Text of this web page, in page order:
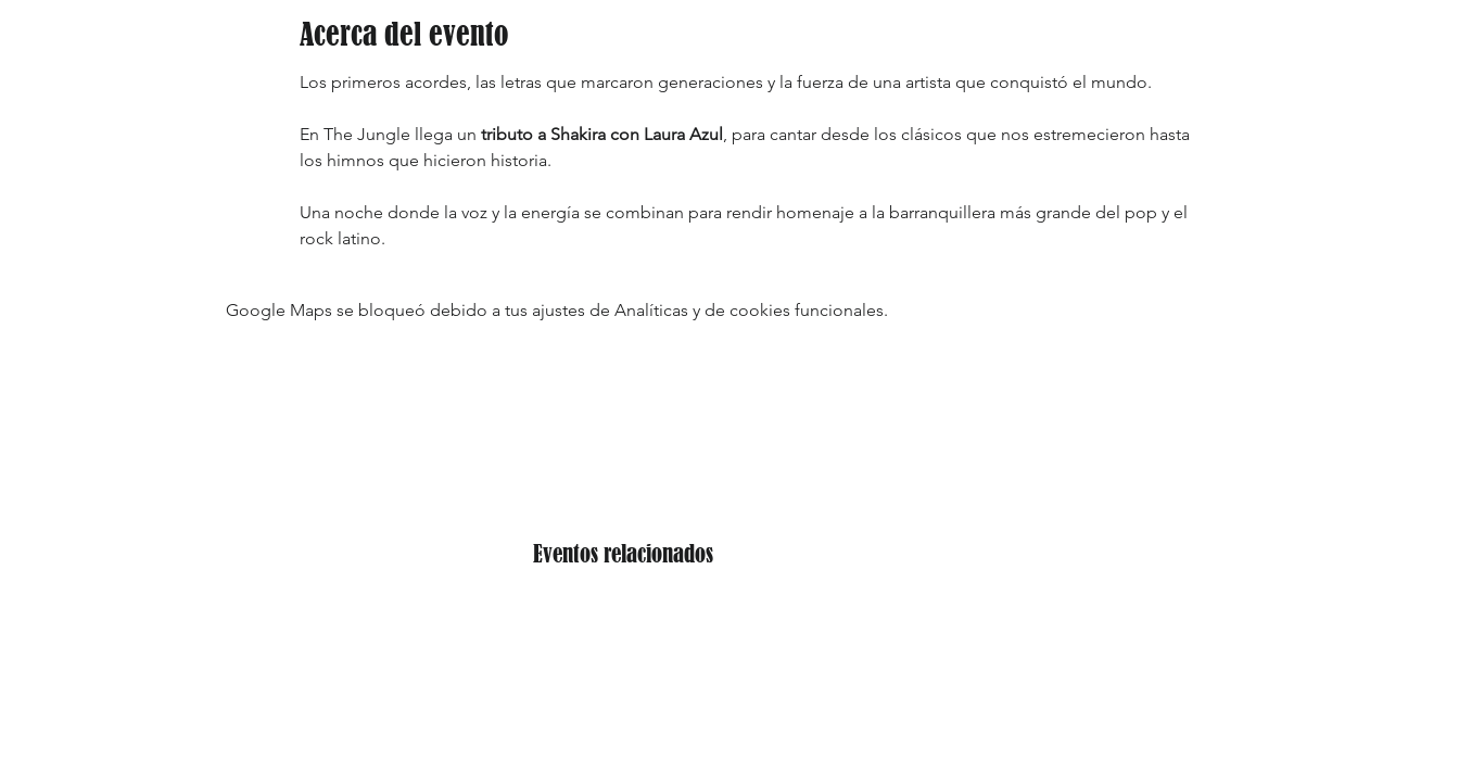
Eventos relacionados
Acerca del evento
Los primeros acordes, las letras que marcaron generaciones y la fuerza de una artista que conquistó el mundo.
En The Jungle llega un tributo a Shakira con Laura Azul, para cantar desde los clásicos que nos estremecieron hasta
los himnos que hicieron historia.
Una noche donde la voz y la energía se combinan para rendir homenaje a la barranquillera más grande del pop y el
rock latino.
Google Maps se bloqueó debido a tus ajustes de Analíticas y de cookies funcionales.